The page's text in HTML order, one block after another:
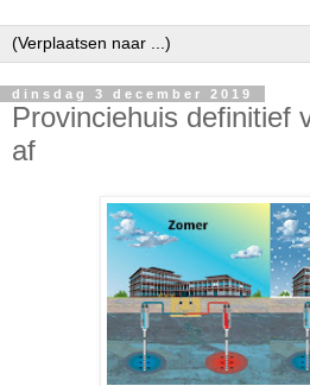
dinsdag 3 december 2019
Provinciehuis definitief
af